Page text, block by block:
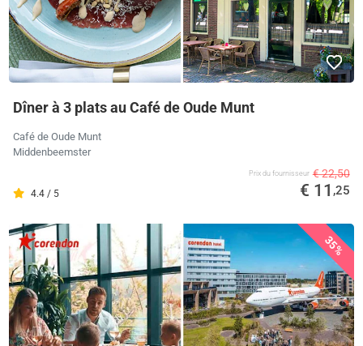
Dîner à 3 plats au Café de Oude Munt
Café de Oude Munt
Middenbeemster
4.4 / 5
Prix ​​du fournisseur € 22,50
€ 11 ,25
35%